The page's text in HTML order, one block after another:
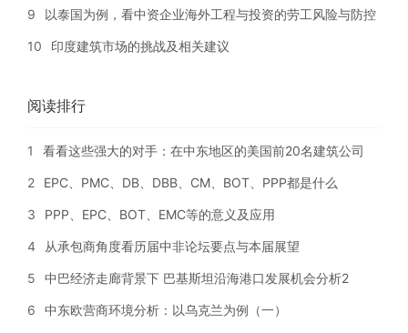
9 以泰国为例，看中资企业海外工程与投资的劳工风险与防控
10 印度建筑市场的挑战及相关建议
阅读排行
1 看看这些强大的对手：在中东地区的美国前20名建筑公司
2 EPC、PMC、DB、DBB、CM、BOT、PPP都是什么
3 PPP、EPC、BOT、EMC等的意义及应用
4 从承包商角度看历届中非论坛要点与本届展望
5 中巴经济走廊背景下 巴基斯坦沿海港口发展机会分析2
6 中东欧营商环境分析：以乌克兰为例（一）